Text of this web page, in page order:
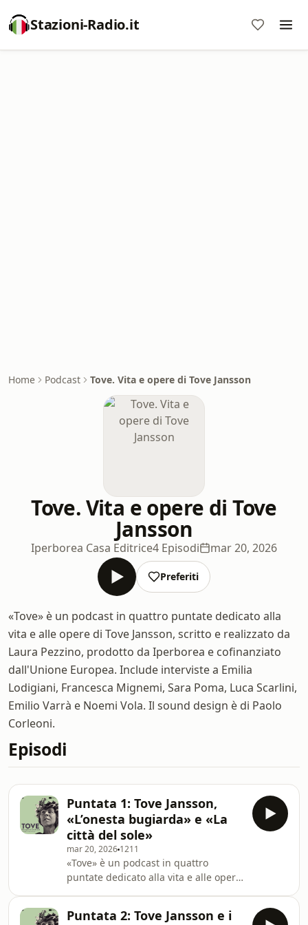
Stazioni-Radio.it
Home Podcast Tove. Vita e opere di Tove Jansson
Tove. Vita e opere di Tove
Jansson
Iperborea Casa Editrice4 Episodi mar 20, 2026
Preferiti
«Tove» è un podcast in quattro puntate dedicato alla
vita e alle opere di Tove Jansson, scritto e realizzato da
Laura Pezzino, prodotto da Iperborea e cofinanziato
dall'Unione Europea. Include interviste a Emilia
Lodigiani, Francesca Mignemi, Sara Poma, Luca Scarlini,
Emilio Varrà e Noemi Vola. Il sound design è di Paolo
Corleoni.
Episodi
Puntata 1: Tove Jansson,
«L’onesta bugiarda» e «La
città del sole»
mar 20, 2026 1211
«Tove» è un podcast in quattro
puntate dedicato alla vita e alle opere
e cofinanziato dall’Unione Europea. In
Puntata 2: Tove Jansson e i